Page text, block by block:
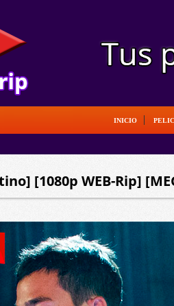
INICIO
[1080p WEB-Rip]